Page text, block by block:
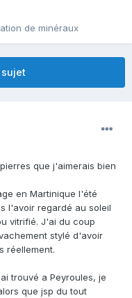
de minéraux
que j'aimerais bien
en Martinique l'été
l'avoir regardé au soleil
vitrifié. J'ai du coup
stylé d'avoir
réellement.
trouvé a Peyroules, je
que jsp du tout